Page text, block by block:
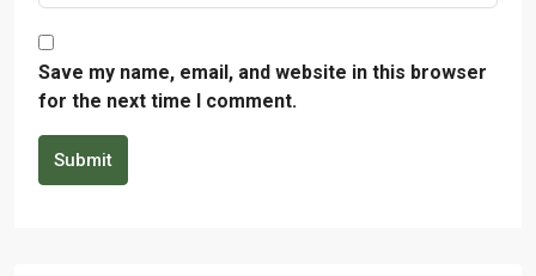
Save my name, email, and website in this browser
for the next time I comment.
Submit